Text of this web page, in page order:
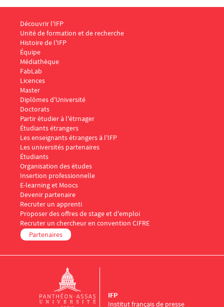
Menu Footer IFP 1
Découvrir l'IFP
Unité de formation et de recherche
Histoire de l'IFP
Équipe
Médiathèque
FabLab
Menu Footer IFP 2
Licences
Master
Diplômes d'Université
Doctorats
Menu Footer IFP 3
Partir étudier à l'étrnager
Étudiants étrangers
Les enseignants étrangers à l'IFP
Les universités partenaires
Menu Footer IFP 4
Étudiants
Organisation des études
Insertion professionnelle
E-learning et Moocs
Menu Footer IFP 5
Devenir partenaire
Recruter un apprenti
Proposer des offres de stage et d'emploi
Recruter un chercheur en convention CIFRE
Partenaires
Institut français de presse
IFP